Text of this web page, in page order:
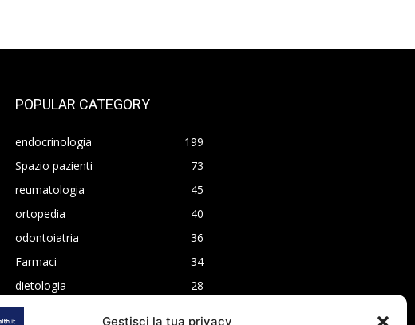
Gestisci la tua privacy
POPULAR CATEGORY
endocrinologia
199
Spazio pazienti
73
reumatologia
45
ortopedia
40
odontoiatria
36
Farmaci
34
dietologia
28
oncologia